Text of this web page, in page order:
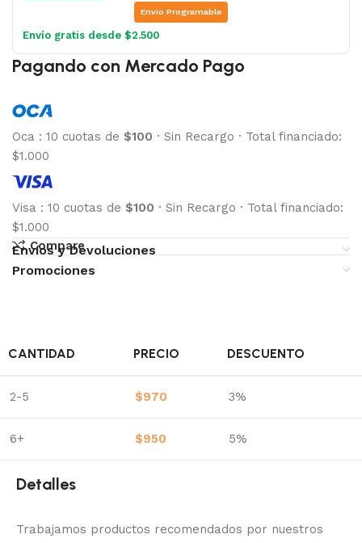
Envio Programable
Envío gratis desde $2.500
Pagando con Mercado Pago
Oca : 10 cuotas de $100 · Sin Recargo · Total financiado:
$1.000
Visa : 10 cuotas de $100 · Sin Recargo · Total financiado:
$1.000
Compare
Envíos y Devoluciones
Promociones
CANTIDAD PRECIO DESCUENTO
2-5 $970 3%
6+ $950 5%
Detalles
Trabajamos productos recomendados por nuestros